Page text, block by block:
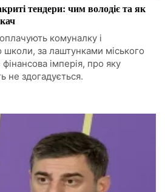
тендери: чим володіє та як
комуналку і
школи, за лаштунками міського
імперія, про яку
не здогадується.